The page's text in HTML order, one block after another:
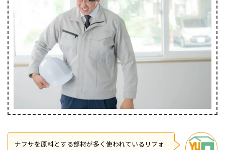
ナフサを原料とする部材が多く使われているリフォ